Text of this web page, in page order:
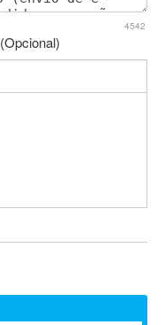
4542
(Opcional)